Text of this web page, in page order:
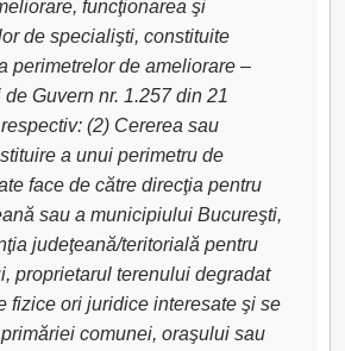
funcţionarea şi
de specialişti, constituite
perimetrelor de ameliorare –
Guvern nr. 1.257 din 21
(2) Cererea sau
a unui perimetru de
face de către direcţia pentru
sau a municipiului Bucureşti,
judeţeană/teritorială pentru
proprietarul terenului degradat
fizice ori juridice interesate şi se
comunei, oraşului sau